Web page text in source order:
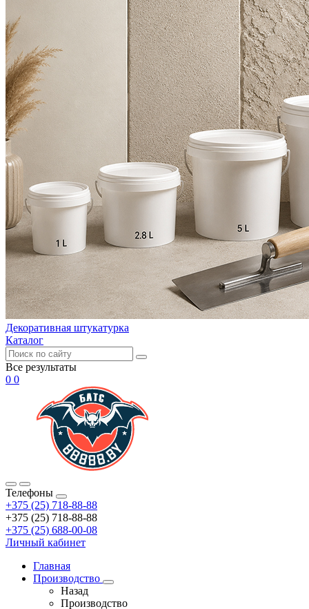
Декоративная штукатурка
Каталог
Все результаты
0 0
Телефоны
+375 (25) 718-88-88
+375 (25) 718-88-88
+375 (25) 688-00-08
Личный кабинет
Главная
Производство
Назад
Производство